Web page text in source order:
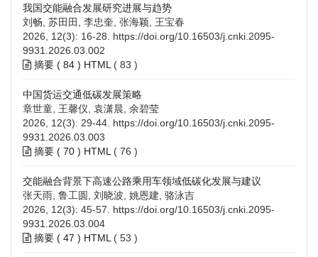
我国交能融合发展研究进展与趋势
刘畅, 苏田田, 李忠奎, 张海颖, 王宝春
2026, 12(3): 16-28. https://doi.org/10.16503/j.cnki.2095-
9931.2026.03.002
摘要 ( 84 ) HTML ( 83 )
中国货运交通低碳发展策略
章世童, 王馨仪, 袁潇晨, 余碧莹
2026, 12(3): 29-44. https://doi.org/10.16503/j.cnki.2095-
9931.2026.03.003
摘要 ( 70 ) HTML ( 76 )
交能融合背景下高速公路乘用车领域低碳化发展与建议
张天雨, 鲁工圆, 刘晓波, 姚恩建, 骆泳吉
2026, 12(3): 45-57. https://doi.org/10.16503/j.cnki.2095-
9931.2026.03.004
摘要 ( 47 ) HTML ( 53 )